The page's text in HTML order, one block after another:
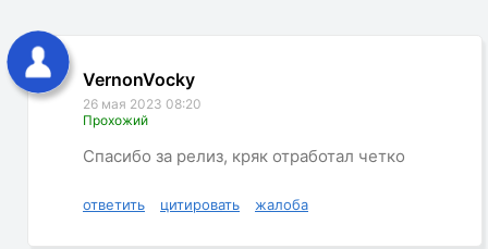
VernonVocky
26 мая 2023 08:20
Прохожий
Спасибо за релиз, кряк отработал четко
ответить цитировать жалоба